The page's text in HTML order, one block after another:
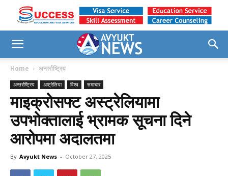
Home अन्तर्राष्ट्रिय
अन्तर्राष्ट्रिय अष्ट्रेलिया विश्व समाचार
माइक्रोसफ्ट अस्ट्रेलियामा
उपभोक्तालाई भ्रामक सूचना दिने
आरोपमा अदालतमा
By Avyukt News - October 27, 2025